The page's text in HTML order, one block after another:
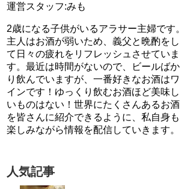
運営スタッフ:みも
2歳になる子供がいるアラサー主婦です。
主人はお酒が弱いため、義父と晩酌をし
て日々の疲れをリフレッシュさせていま
す。最近は時間がないので、ビールばか
り飲んでいますが、一番好きなお酒はワ
インです！ゆっくり飲むお酒ほど美味し
いものはない！世界にたくさんあるお酒
を皆さんに紹介できるように、私自身も
楽しみながら情報を配信していきます。
人気記事